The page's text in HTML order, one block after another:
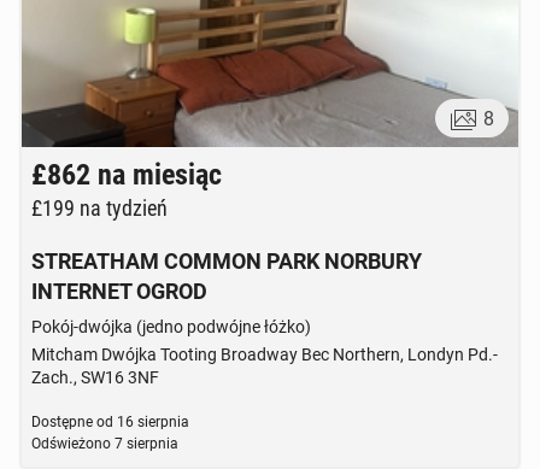
8
£862 na miesiąc
£199 na tydzień
STREATHAM COMMON PARK NORBURY
INTERNET OGROD
Pokój-dwójka (jedno podwójne łóżko)
Mitcham Dwójka Tooting Broadway Bec Northern, Londyn Pd.-
Zach., SW16 3NF
Dostępne od 16 sierpnia
Odświeżono 7 sierpnia